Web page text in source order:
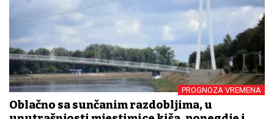
PROGNOZA VREMENA
Oblačno sa sunčanim razdobljima, u